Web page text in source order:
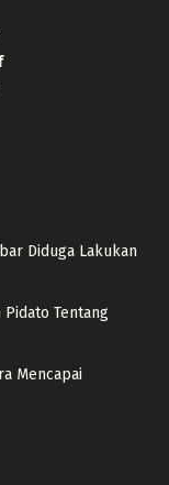
Diduga Lakukan
Tentang
Mencapai